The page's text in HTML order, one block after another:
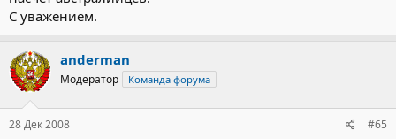
С уважением.
anderman
Модератор Команда форума
28 Дек 2008 #65